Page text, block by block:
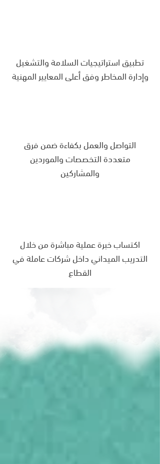
تطبيق استراتيجيات السلامة والتشغيل
وإدارة المخاطر وفق أعلى المعايير المهنية
التواصل والعمل بكفاءة ضمن فرق
متعددة التخصصات والموردين
والمشاركين
اكتساب خبرة عملية مباشرة من خلال
التدريب الميداني داخل شركات عاملة في
القطاع